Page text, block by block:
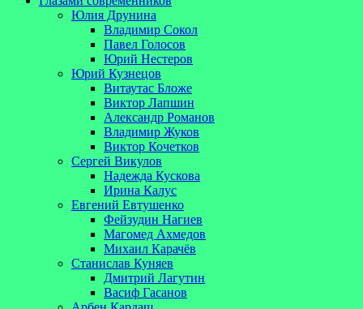
Юлия Друнина
Владимир Сокол
Павел Голосов
Юрий Нестеров
Юрий Кузнецов
Витаутас Бложе
Виктор Лапшин
Александр Романов
Владимир Жуков
Виктор Кочетков
Сергей Викулов
Надежда Кускова
Ирина Калус
Евгений Евтушенко
Фейзудин Нагиев
Магомед Ахмедов
Михаил Карачёв
Станислав Куняев
Дмитрий Лагутин
Васиф Гасанов